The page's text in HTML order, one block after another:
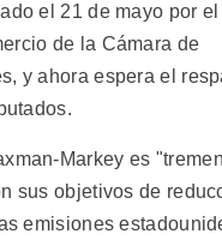
el 21 de mayo por
de la Cámara de
y ahora espera el
Markey es
sus objetivos de
emisiones